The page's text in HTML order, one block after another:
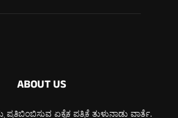
ABOUT US
ಪ್ರತಿಬಿಂಬಿಸುವ ಏಕೈಕ ಪತ್ರಿಕೆ ತುಳುನಾಡು ವಾರ್ತೆ.